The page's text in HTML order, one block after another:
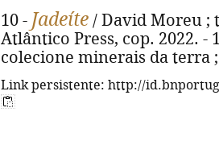
10 - Jadeíte / David Moreu ;
Atlântico Press, cop. 2022. -
colecione minerais da terra ;
Link persistente: http://